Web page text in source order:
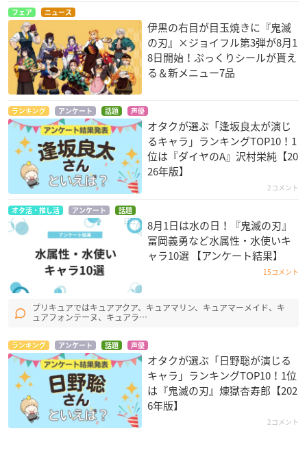
【商品素材】
ポリエステル90％、ナイロン10％
鬼滅の刃×ANNA SUI タイツ
▼ご予約・ご購入はこちらから
プレバン
【価格】
2,640円（税込）
【種類】
竈門禰豆子（ワインレッド、ブラック）／胡蝶姉妹（パープ
ル、ブラック）
【商品サイズ】
M～Lサイズ（身長150cm～165cm、ヒップ約85cm～98cm）
【商品素材】
鬼滅の刃×ANNA SUI マルチスカーフ
▼ご予約・ご購入はこちらから
プレバン
フェア ニュース
伊黒の右目が目玉焼きに『鬼滅
の刃』×ジョイフル第3弾が8月1
8日開始！ぷっくりシールが貰え
る＆新メニュー7品
ランキング アンケート 話題 声優
オタクが選ぶ「逢坂良太が演じ
るキャラ」ランキングTOP10！1
位は『ダイヤのA』沢村栄純【20
26年版】
2コメント
オタ活・推し活 アンケート 話題
8月1日は水の日！『鬼滅の刃』
冨岡義勇など水属性・水使いキ
ャラ10選 【アンケート結果】
15コメント
プリキュアではキュアアクア、キュアマリン、キュアマーメイド、キ
ュアフォンテーヌ、キュアラ…
ランキング アンケート 話題 声優
オタクが選ぶ「日野聡が演じる
キャラ」ランキングTOP10！1位
は『鬼滅の刃』煉󠄁獄杏寿郎【202
6年版】
2コメント